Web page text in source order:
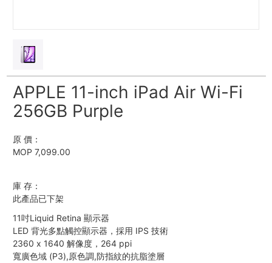
APPLE 11-inch iPad Air Wi-Fi
256GB Purple
原 價：
MOP 7,099.00
庫 存：
此產品已下架
11吋Liquid Retina 顯示器
LED 背光多點觸控顯示器，採用 IPS 技術
2360 x 1640 解像度，264 ppi
寬廣色域 (P3),原色調,防指紋的抗脂塗層